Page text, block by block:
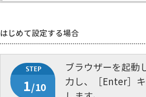
はじめて設定する場合
1/10
ブラウザーを起動
力し、［Enter］